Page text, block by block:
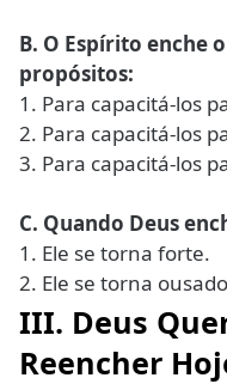
B. O Espírito enche
propósitos:
1. Para capacitá-los
2. Para capacitá-los
3. Para capacitá-los
C. Quando Deus
1. Ele se torna forte.
2. Ele se torna
III. Deus
Reencher